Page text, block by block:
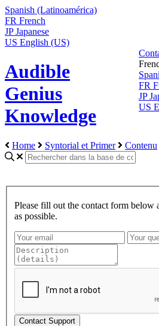
Spanish (Latinoamérica)
FR French
JP Japanese
US English (US)
Audible
Genius
Knowledge
FR
JP
US
Home Syntorial et Primer Contenu
Please fill out the contact form below
as possible.